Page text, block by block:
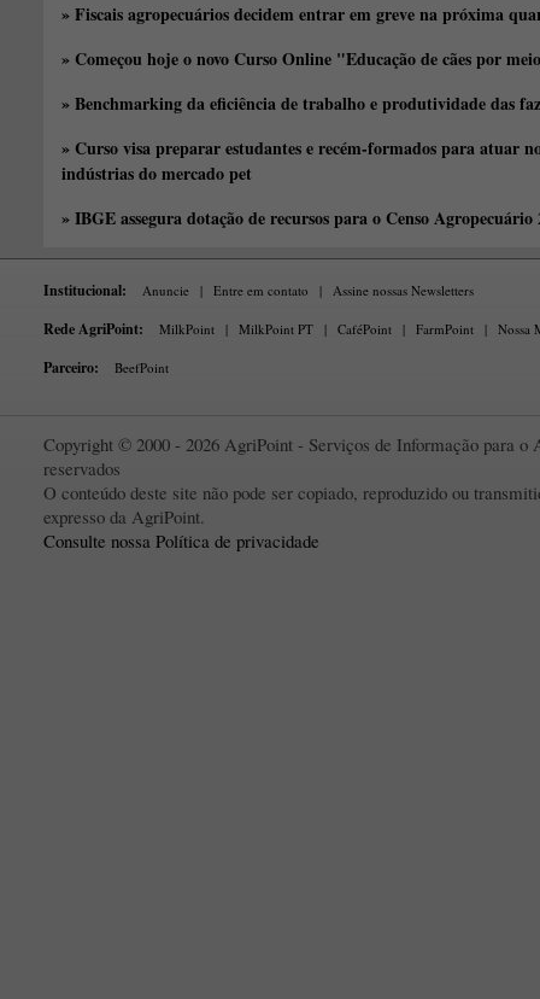
» Fiscais agropecuários decidem entrar em greve na próxima
» Começou hoje o novo Curso Online "Educação de cães por
» Benchmarking da eficiência de trabalho e produtividade das
» Curso visa preparar estudantes e recém-formados para atuar
indústrias do mercado pet
» IBGE assegura dotação de recursos para o Censo Agropecuário
Institucional: Anuncie | Entre em contato | Assine nossas Newsletters
Rede AgriPoint: MilkPoint | MilkPoint PT | CaféPoint | FarmPoint | Nossa
Parceiro: BeefPoint
Copyright © 2000 - 2026 AgriPoint - Serviços de Informação para o
reservados
O conteúdo deste site não pode ser copiado, reproduzido ou
expresso da AgriPoint.
Consulte nossa Política de privacidade